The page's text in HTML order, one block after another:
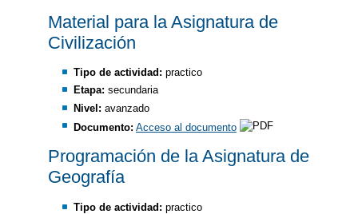
Material para la Asignatura de
Civilización
Tipo de actividad: practico
Etapa: secundaria
Nivel: avanzado
Documento: Acceso al documento
Programación de la Asignatura de
Geografía
Tipo de actividad: practico